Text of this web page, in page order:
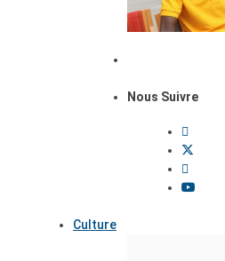
Nous Suivre
Culture